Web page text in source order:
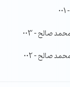
صالح – 003
صالح – 002